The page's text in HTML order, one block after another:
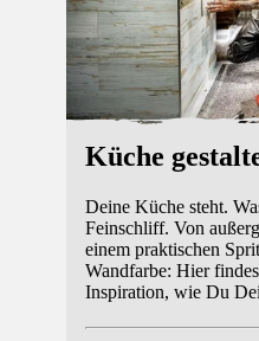
Küche
Deine Küche steht.
Feinschliff. Von
einem praktischen
Wandfarbe: Hier
Inspiration, wie Du